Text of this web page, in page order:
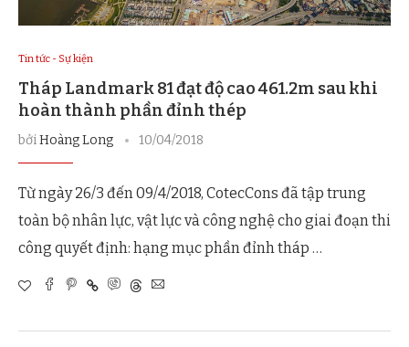
Tin tức - Sự kiện
Tháp Landmark 81 đạt độ cao 461.2m sau khi
hoàn thành phần đỉnh thép
bởiHoàng Long 10/04/2018
Từ ngày 26/3 đến 09/4/2018, CotecCons đã tập trung
toàn bộ nhân lực, vật lực và công nghệ cho giai đoạn thi
công quyết định: hạng mục phần đỉnh tháp …